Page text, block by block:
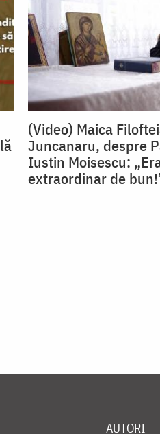
(Video) Maica
Juncanaru, despre
Iustin Moisescu:
extraordinar de
AUTORI